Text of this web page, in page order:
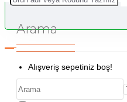
Alışveriş sepetiniz boş!
Arama